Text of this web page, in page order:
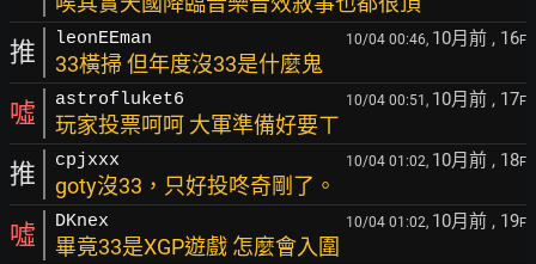
推 leonEEman 10/04 00:46, 10月前 , 16F
33橫掃 但年度沒33是什麼鬼
噓 astrofluket6 10/04 00:51, 10月前 , 17F
玩家投票呵呵 大軍準備好要ㄒ
推 cpjxxx 10/04 01:02, 10月前 , 18F
goty沒33，只好投咚奇剛了。
噓 DKnex 10/04 01:02, 10月前 , 19F
畢竟33是XGP遊戲 怎麼會入圍